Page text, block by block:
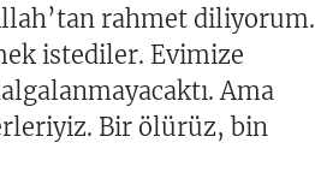
rahmet diliyorum.
istediler. Evimize
Ama
Bir ölürüz, bin